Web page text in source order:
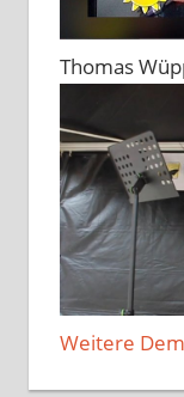
Thomas
Weitere